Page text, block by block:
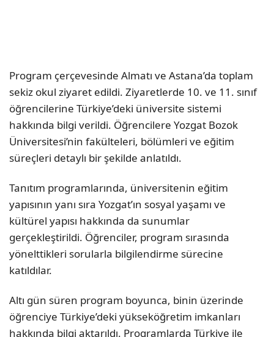
Program çerçevesinde Almatı ve Astana’da toplam
sekiz okul ziyaret edildi. Ziyaretlerde 10. ve 11. sınıf
öğrencilerine Türkiye’deki üniversite sistemi
hakkında bilgi verildi. Öğrencilere Yozgat Bozok
Üniversitesi’nin fakülteleri, bölümleri ve eğitim
süreçleri detaylı bir şekilde anlatıldı.
Tanıtım programlarında, üniversitenin eğitim
yapısının yanı sıra Yozgat’ın sosyal yaşamı ve
kültürel yapısı hakkında da sunumlar
gerçekleştirildi. Öğrenciler, program sırasında
yönelttikleri sorularla bilgilendirme sürecine
katıldılar.
Altı gün süren program boyunca, binin üzerinde
öğrenciye Türkiye’deki yükseköğretim imkanları
hakkında bilgi aktarıldı. Programlarda Türkiye ile